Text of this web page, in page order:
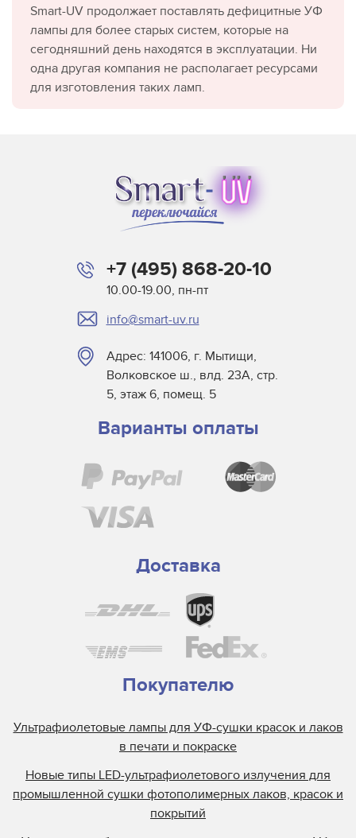
Smart-UV продолжает поставлять дефицитные УФ
лампы для более старых систем, которые на
сегодняшний день находятся в эксплуатации. Ни
одна другая компания не располагает ресурсами
для изготовления таких ламп.
+7 (495) 868-20-10
10.00-19.00, пн-пт
info@smart-uv.ru
Адрес: 141006, г. Мытищи,
Волковское ш., влд. 23А, стр.
5, этаж 6, помещ. 5
Варианты оплаты
Доставка
Покупателю
Ультрафиолетовые лампы для УФ-сушки красок и лаков
в печати и покраске
Новые типы LED-ультрафиолетового излучения для
промышленной сушки фотополимерных лаков, красок и
покрытий